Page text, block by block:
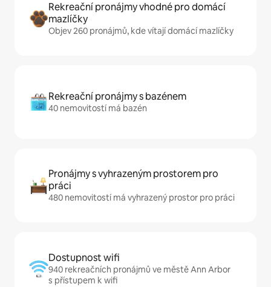
Rekreační pronájmy vhodné pro domácí
mazlíčky
Objev 260 pronájmů, kde vítají domácí mazlíčky
Rekreační pronájmy s bazénem
40 nemovitostí má bazén
Pronájmy s vyhrazeným prostorem pro
práci
480 nemovitostí má vyhrazený prostor pro práci
Dostupnost wifi
940 rekreačních pronájmů ve městě Ann Arbor
s přístupem k wifi